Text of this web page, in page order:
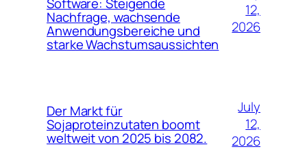
Nachfrage, wachsende
Anwendungsbereiche und
starke Wachstumsaussichten
12,
2026
Der Markt für
Sojaproteinzutaten boomt
weltweit von 2025 bis 2082.
July
12,
2026